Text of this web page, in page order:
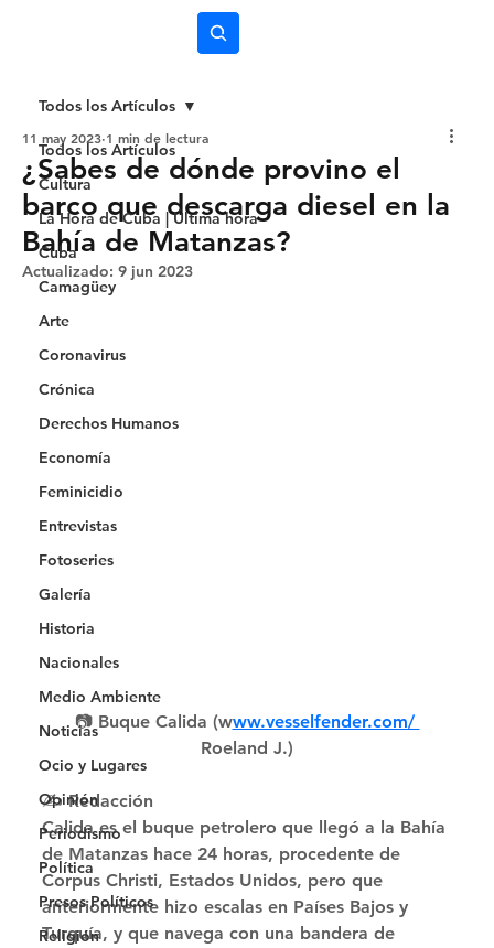
Todos los Artículos
Cultura
La Hora de Cuba | Última hora
Cuba
Camagüey
Arte
Coronavirus
Crónica
Derechos Humanos
Economía
Feminicidio
Entrevistas
Fotoseries
Galería
Historia
Nacionales
Medio Ambiente
Noticias
Ocio y Lugares
Opinión
Periodismo
Política
Presos Políticos
Religión
Todos los Artículos
¿Sabes de dónde provino el
barco que descarga diesel en la
Bahía de Matanzas?
11 may 2023 1 min de lectura
Actualizado: 9 jun 2023
📷 Buque Calida (www.vesselfender.com/
Roeland J.)
✍️ Redacción
Calida es el buque petrolero que llegó a la Bahía
de Matanzas hace 24 horas, procedente de
Corpus Christi, Estados Unidos, pero que
anteriormente hizo escalas en Países Bajos y
Turquía, y que navega con una bandera de